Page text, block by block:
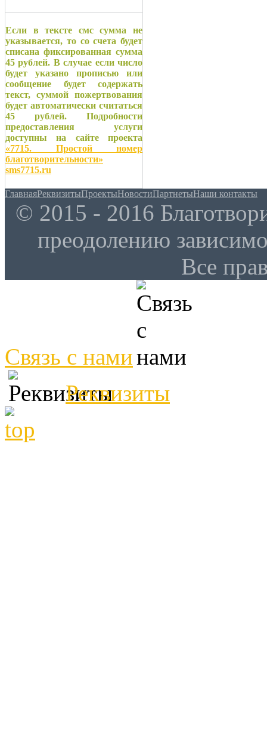
Если в тексте смс сумма не
указывается, то со счета будет
списана фиксированная сумма
45 рублей. В случае если число
будет указано прописью или
сообщение будет содержать
текст, суммой пожертвования
будет автоматически считаться
45 рублей. Подробности
предоставления услуги
доступны на сайте проекта
«7715. Простой номер
благотворительности»
sms7715.ru
ГлавнаяРеквизитыПроектыНовостиПартнетыНаши контакты
© 2015 - 2016
преодолению
Все
Связь с нами
Реквизиты